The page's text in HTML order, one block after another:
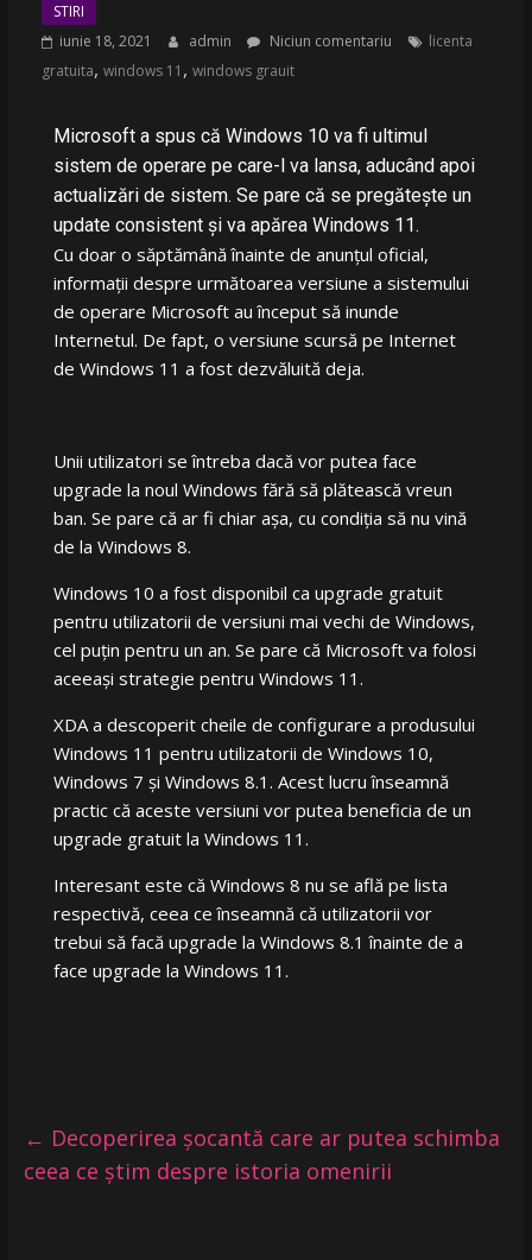
STIRI
iunie 18, 2021
admin Niciun comentariu
licenta
gratuita, windows 11 , windows grauit
Microsoft a spus că Windows 10 va fi ultimul
sistem de operare pe care-l va lansa, aducând apoi
actualizări de sistem. Se pare că se pregătește un
update consistent și va apărea Windows 11.
Cu doar o săptămână înainte de anunțul oficial,
informații despre următoarea versiune a sistemului
de operare Microsoft au început să inunde
Internetul. De fapt, o versiune scursă pe Internet
de Windows 11 a fost dezvăluită deja.
Unii utilizatori se întreba dacă vor putea face
upgrade la noul Windows fără să plătească vreun
ban. Se pare că ar fi chiar așa, cu condiția să nu vină
de la Windows 8.
Windows 10 a fost disponibil ca upgrade gratuit
pentru utilizatorii de versiuni mai vechi de Windows,
cel puțin pentru un an. Se pare că Microsoft va folosi
aceeași strategie pentru Windows 11.
XDA a descoperit cheile de configurare a produsului
Windows 11 pentru utilizatorii de Windows 10,
Windows 7 și Windows 8.1. Acest lucru înseamnă
practic că aceste versiuni vor putea beneficia de un
upgrade gratuit la Windows 11.
Interesant este că Windows 8 nu se află pe lista
respectivă, ceea ce înseamnă că utilizatorii vor
trebui să facă upgrade la Windows 8.1 înainte de a
face upgrade la Windows 11.
← Decoperirea șocantă care ar putea schimba
ceea ce știm despre istoria omenirii